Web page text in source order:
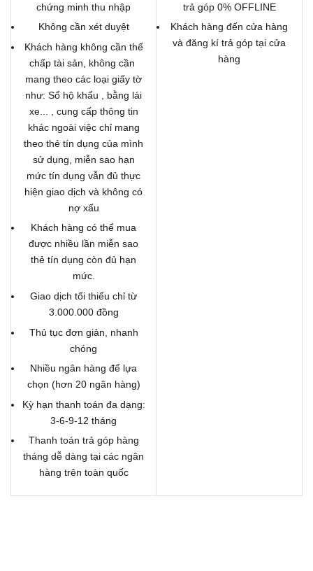
chứng minh thu nhập
Không cần xét duyệt
Khách hàng không cần thế
chấp tài sản, không cần
mang theo các loại giấy tờ
như: Sổ hộ khẩu , bằng lái
xe... , cung cấp thông tin
khác ngoài việc chỉ mang
theo thẻ tín dụng của mình
sử dụng, miễn sao hạn
mức tín dụng vẫn đủ thực
hiện giao dịch và không có
nợ xấu
Khách hàng có thể mua
được nhiều lần miễn sao
thẻ tín dụng còn đủ hạn
mức.
Giao dịch tối thiểu chỉ từ
3.000.000 đồng
Thủ tục đơn giản, nhanh
chóng
Nhiều ngân hàng để lựa
chọn (hơn 20 ngân hàng)
Kỳ hạn thanh toán đa dạng:
3-6-9-12 tháng
Thanh toán trả góp hàng
tháng dễ dàng tại các ngân
hàng trên toàn quốc
trả góp 0% OFFLINE
Khách hàng đến cửa hàng
và đăng kí trả góp tại cửa
hàng